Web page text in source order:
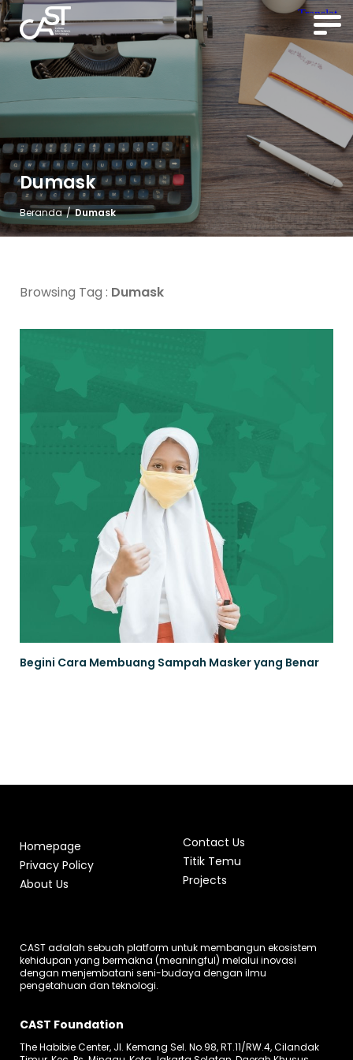
Dumask
Beranda / Dumask
Browsing Tag : Dumask
Begini Cara Membuang Sampah Masker yang Benar
Homepage
Privacy Policy
About Us
Contact Us
Titik Temu
Projects
CAST adalah sebuah platform untuk membangun ekosistem
kehidupan yang bermakna (meaningful) melalui inovasi
dengan menjembatani seni-budaya dengan ilmu
pengetahuan dan teknologi.
CAST Foundation
The Habibie Center, Jl. Kemang Sel. No.98, RT.11/RW.4, Cilandak